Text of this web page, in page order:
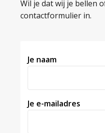
Wil je dat wij je bellen
contactformulier in.
Je naam
Je e-mailadres